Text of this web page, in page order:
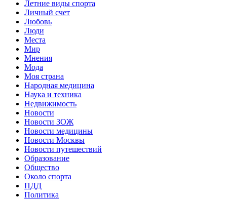
Летние виды спорта
Личный счет
Любовь
Люди
Места
Мир
Мнения
Мода
Моя страна
Народная медицина
Наука и техника
Недвижимость
Новости
Новости ЗОЖ
Новости медицины
Новости Москвы
Новости путешествий
Образование
Общество
Около спорта
ПДД
Политика